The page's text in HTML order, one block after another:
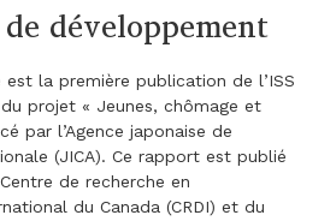
développement
est la première publication de l’ISS
projet « Jeunes, chômage et
par l’Agence japonaise de
(JICA). Ce rapport est publié
de recherche en
du Canada (CRDI) et du